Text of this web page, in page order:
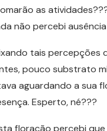
as
não percebi
tais percepções
pouco substrato
aguardando a sua
Esperto, né???
floração percebi